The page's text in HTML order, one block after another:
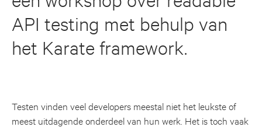
API testing met behulp van
het Karate framework.
Testen vinden veel developers meestal niet het leukste of
meest uitdagende onderdeel van hun werk. Het is toch vaak